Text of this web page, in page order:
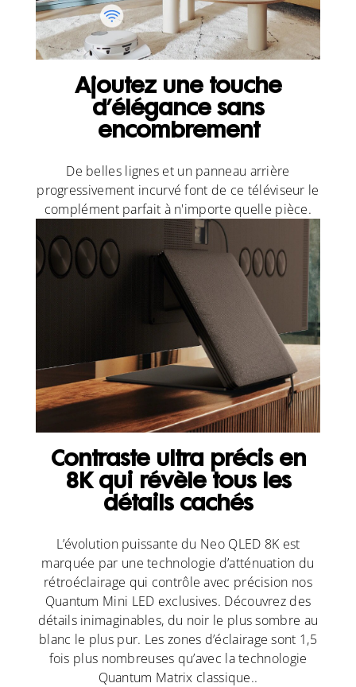
Ajoutez une touche
d’élégance sans
encombrement
De belles lignes et un panneau arrière
progressivement incurvé font de ce téléviseur le
complément parfait à n'importe quelle pièce.
Contraste ultra précis en
8K qui révèle tous les
détails cachés
L’évolution puissante du Neo QLED 8K est
marquée par une technologie d’atténuation du
rétroéclairage qui contrôle avec précision nos
Quantum Mini LED exclusives. Découvrez des
détails inimaginables, du noir le plus sombre au
blanc le plus pur. Les zones d’éclairage sont 1,5
fois plus nombreuses qu’avec la technologie
Quantum Matrix classique..